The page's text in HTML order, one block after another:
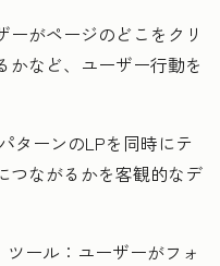
ーがページのどこをクリ
かなど、ユーザー行動を
ターンのLPを同時にテ
つながるかを客観的なデ
ール：ユーザーがフォ